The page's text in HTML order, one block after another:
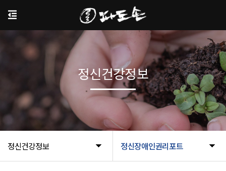
정신건강정보 정신장애인권리포트
정신건강정보